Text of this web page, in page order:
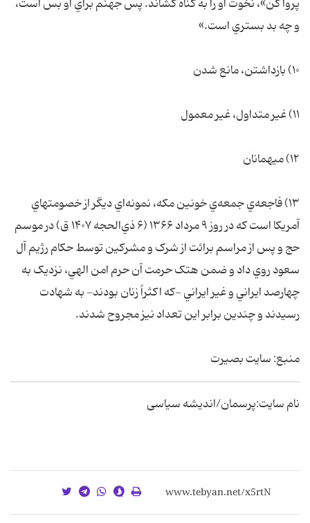
پروا کن»، نخوت او را به گناه کشاند. پس جهنّم براي او بس است،
و چه بد بستري است.»
۱۰) بازداشتن، مانع شدن
۱۱) غير متداول، غير معمول
۱۲) ميهمانان
۱۳) فاجعه‌ي جمعه‌ي خونين مکه، نمونه‌اي ديگر از خصومتهاي
آمريکا است که در روز ۹ مرداد ۱۳۶۶ (۶ ذي‌الحجه ۱۴۰۷ ق) در موسم
حج و پس از مراسم برائت از شرک و مشرکين توسط حکام رژيم آل
سعود روي داد و ضمن هتک حرمت آن حرم امن الهي، نزديک به
چهارصد ايراني و غير ايراني -که اکثراً زنان بودند- به شهادت
رسيدند و چندين برابر اين تعداد نيز مجروح شدند.
منبع: سایت بصیرت
نام سایت:پرسمان/اندیشه سیاسی